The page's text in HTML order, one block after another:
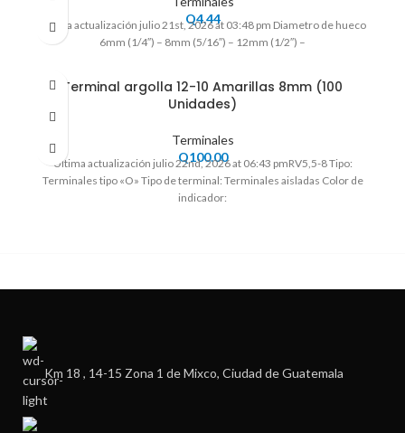
Q4.44
Ultima actualización julio 21st, 2026 at 03:48 pm Diametro de hueco
6mm (1/4″) – 8mm (5/16″) – 12mm (1/2″) –
Terminal argolla 12-10 Amarillas 8mm (100
Unidades)
Terminales
Q100.00
Ultima actualización julio 22nd, 2026 at 06:43 pmRV5,5-8 Tipo:
Terminales tipo «O» Tipo de terminal: Terminales aisladas Color de
indicador:
Km 18 , 14-15 Zona 1 de Mixco, Ciudad de Guatemala